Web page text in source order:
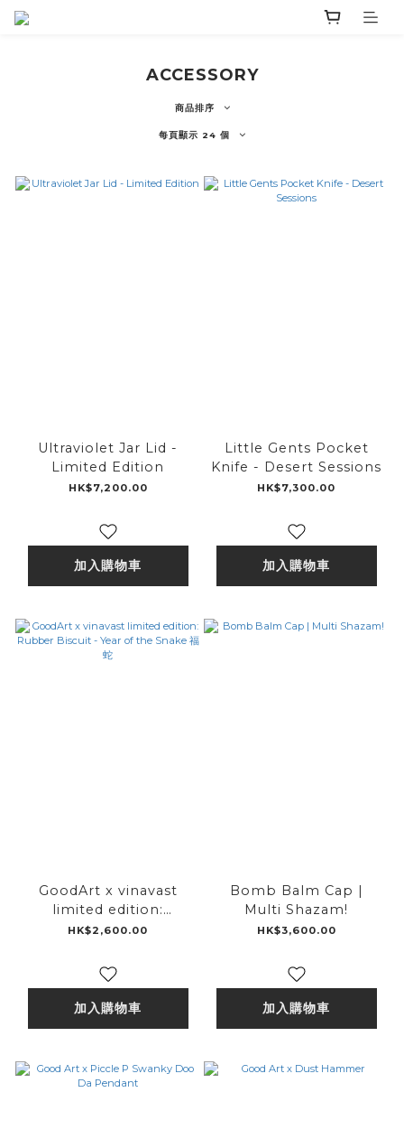
ACCESSORY
商品排序
每頁顯示 24 個
Ultraviolet Jar Lid -
Limited Edition
HK$7,200.00
加入購物車
Little Gents Pocket
Knife - Desert Sessions
HK$7,300.00
加入購物車
GoodArt x vinavast
limited edition:
Rubber Biscuit - Year
HK$2,600.00
加入購物車
Bomb Balm Cap |
Multi Shazam!
HK$3,600.00
加入購物車